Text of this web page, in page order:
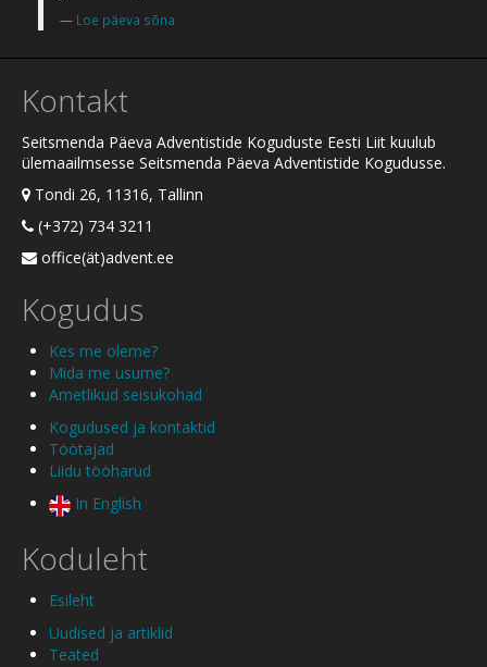
Loe päeva sõna
Kontakt
Seitsmenda Päeva Adventistide Koguduste Eesti Liit kuulub
ülemaailmsesse Seitsmenda Päeva Adventistide Kogudusse.
Tondi 26, 11316, Tallinn
(+372) 734 3211
office(ät)advent.ee
Kogudus
Kes me oleme?
Mida me usume?
Ametlikud seisukohad
Kogudused ja kontaktid
Töötajad
Liidu tööharud
In English
Koduleht
Esileht
Uudised ja artiklid
Teated